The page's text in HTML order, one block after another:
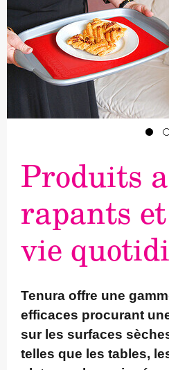
Produits
rapants
vie
Tenura offre une
efficaces procurant
sur les surfaces
telles que les tables,